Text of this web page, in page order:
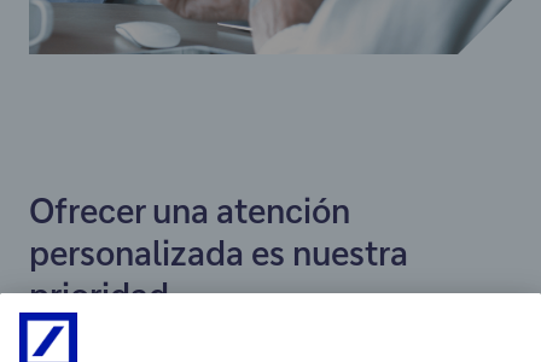
Ofrecer una atención
personalizada es nuestra
prioridad